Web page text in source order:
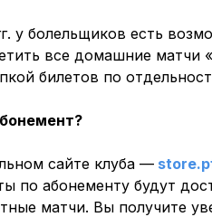
у болельщиков есть
все домашние матчи
билетов по
сайте клуба —
по абонементу будут
матчи. Вы получите